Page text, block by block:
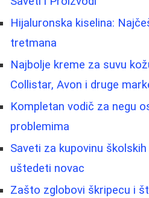
Hijaluronska kiselina:
tretmana
Najbolje kreme za suvu
Collistar, Avon i druge
Kompletan vodič za negu
problemima
Saveti za kupovinu
uštedeti novac
Zašto zglobovi škripecu i